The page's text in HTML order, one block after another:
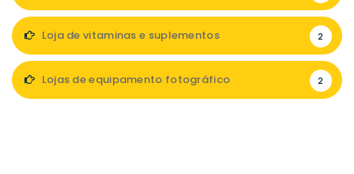
Loja de vitaminas e suplementos 2
Lojas de equipamento fotográfico 2